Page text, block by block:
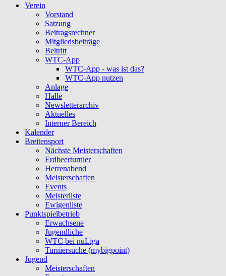
Verein
Vorstand
Satzung
Beitragsrechner
Mitgliedsbeiträge
Beitritt
WTC-App
WTC-App - was ist das?
WTC-App nutzen
Anlage
Halle
Newsletterarchiv
Aktuelles
Interner Bereich
Kalender
Breitensport
Nächste Meisterschaften
Erdbeerturnier
Herrenabend
Meisterschaften
Events
Meisterliste
Ewigenliste
Punktspielbetrieb
Erwachsene
Jugendliche
WTC bei nuLiga
Turniersuche (mybigpoint)
Jugend
Meisterschaften